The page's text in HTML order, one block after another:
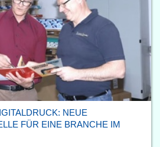
NEUE
FÜR EINE BRANCHE IM